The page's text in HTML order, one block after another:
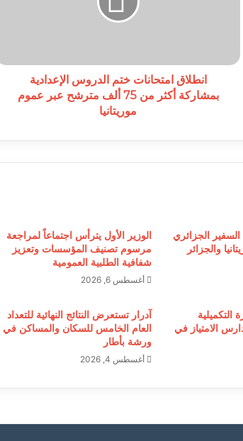
75
مترشح
انطلاق امتحانات ختم الدروس الإعدادية
بمشاركة أكثر من 75 ألف مترشح عبر عموم
موريتانيا
الجزائري
والجزائر
الوزير الأول يترأس اجتماعاً لمراجعة
مرسوم تصنيف المؤسسات وتعزيز
شفافية الطلبية العمومية
أغسطس 6, 2026
التكميلية
الامتياز في
آدرار تستعرض النتائج النهائية للتعداد
العام الخامس للسكان والمساكن في
ورشة بأطار
أغسطس 4, 2026